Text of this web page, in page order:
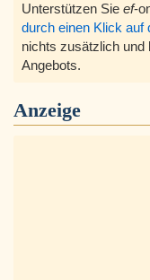
Unterstützen Sie ef-
durch einen Klick auf
nichts zusätzlich und
Angebots.
Anzeige